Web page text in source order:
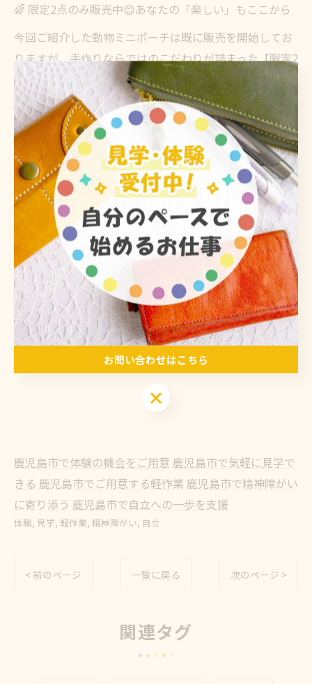
🌈 限定2点のみ販売中😊あなたの「楽しい」もここから
今回ご紹介した動物ミニポーチは既に販売を開始してお
りますが、手作りならではのこだわりが詰まった【限定2
点】の貴重な一点物となっております🎶（皆様に好評を
いただけましたら、これから別の新しい動物が仲間入り
するかもしれません🤭）
なないろでは、現在一緒に活動する利用者様を募集して
います（見学・体験利用も随時受付中🍀）。「雨の日は
どうしても家にこもりがちになってしまう」「少しだけ
生活に楽しい変化がほしいな」と思われたら、ぜひお気
軽に雰囲気をのぞきにいらしてくださいね🎵連絡の一歩
が、きっとあなたの楽しい日々につながっていくはずで
す🍃
専門のスタッフがあなたの体調や不安にどこまでも優し
く寄り添い、雨の日も晴れの日も、わくわくできる毎日
を一緒に作っていきます✨皆様からのお問い合わせを、
なないろ一同心よりお待ちしております😊💕
鹿児島市で体験の機会をご用意 鹿児島市で気軽に見学で
きる 鹿児島市でご用意する軽作業 鹿児島市で精神障がい
に寄り添う 鹿児島市で自立への一歩を支援
体験 見学 軽作業 精神障がい 自立
< 前のページ 一覧に戻る 次のページ >
関連タグ
お問い合わせはこちら
お問い合わせはこちら